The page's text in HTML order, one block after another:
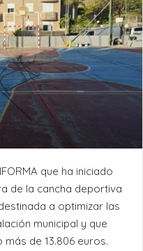
que ha iniciado
de la cancha deportiva
a optimizar las
municipal y que
de 13.806 euros.